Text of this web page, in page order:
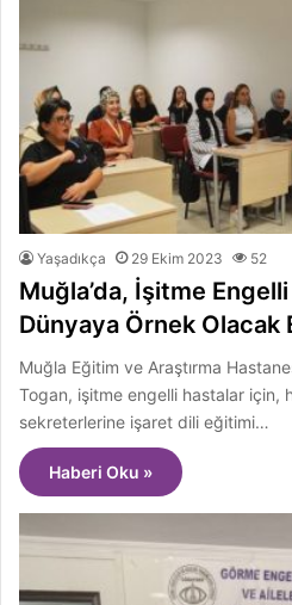
Yaşadıkça 29 Ekim 2023 52
Muğla’da, İşitme
Dünyaya Örnek Olacak
Muğla Eğitim ve Araştırma
Togan, işitme engelli hastalar için,
sekreterlerine işaret dili eğitimi…
Haberi Oku »